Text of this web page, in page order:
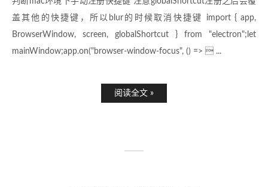
盖其他的快捷键，所以blur的时候取消快捷键 import { app,
BrowserWindow, screen, globalShortcut } from "electron";let
mainWindow;app.on("browser-window-focus", () =>  ...
阅读全文 »